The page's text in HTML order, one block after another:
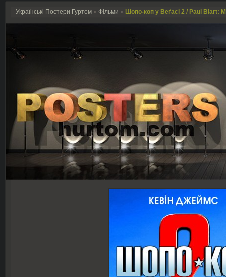
Українські Постери Гуртом » Фільми » Шопо-коп у Веґасі 2 / Paul Blart: